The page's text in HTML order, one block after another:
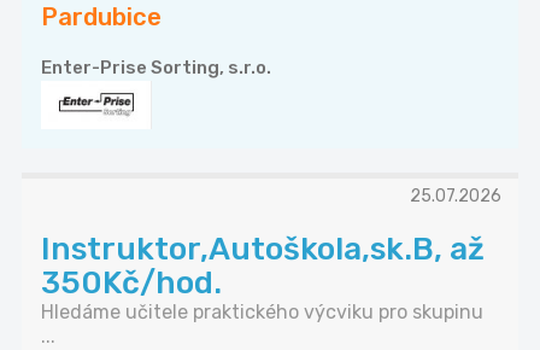
Pardubice
Enter-Prise Sorting, s.r.o.
25.07.2026
Instruktor,Autoškola,sk.B, až
350Kč/hod.
Hledáme učitele praktického výcviku pro skupinu
...